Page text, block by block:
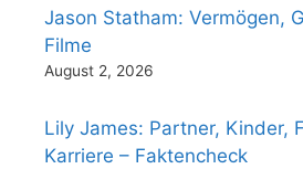
Jason Statham: Vermögen,
Filme
August 2, 2026
Lily James: Partner, Kinder,
Karriere – Faktencheck